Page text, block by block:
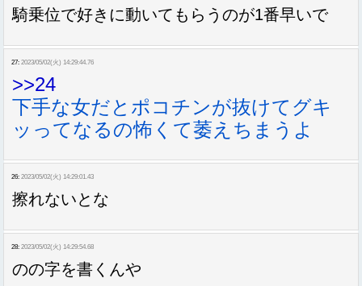
騎乗位で好きに動いてもらうのが1番早いで
27: 2023/05/02(火) 14:29:44.76
>>24
下手な女だとポコチンが抜けてグキ
ッってなるの怖くて萎えちまうよ
26: 2023/05/02(火) 14:29:01.43
擦れないとな
28: 2023/05/02(火) 14:29:54.68
のの字を書くんや